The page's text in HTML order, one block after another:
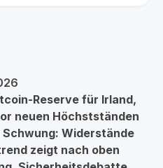
Reserve für Irland,
neuen Höchstständen
Schwung: Widerstände
zeigt nach oben